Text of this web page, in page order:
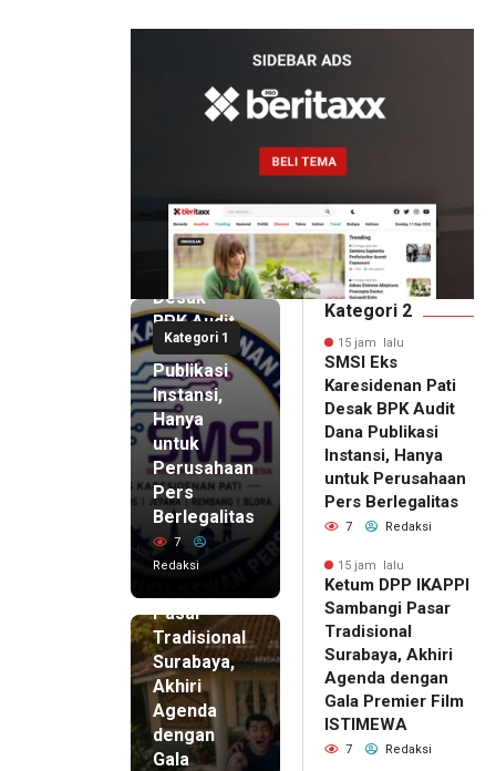
Kategori 1
15 jam lalu
SMSI Eks
Karesidenan
Pati
Desak
BPK Audit
Dana
Publikasi
Instansi,
Hanya
untuk
Perusahaan
Pers
Berlegalitas
7
Redaksi
15 jam lalu
Ketum
DPP
IKAPPI
Pasar
Tradisional
Surabaya,
Akhiri
Agenda
dengan
Gala
Kategori 2
15 jam lalu
SMSI Eks
Karesidenan Pati
Desak BPK Audit
Dana Publikasi
Instansi, Hanya
untuk Perusahaan
Pers Berlegalitas
7 Redaksi
15 jam lalu
Ketum DPP IKAPPI
Sambangi Pasar
Tradisional
Surabaya, Akhiri
Agenda dengan
Gala Premier Film
ISTIMEWA
7 Redaksi